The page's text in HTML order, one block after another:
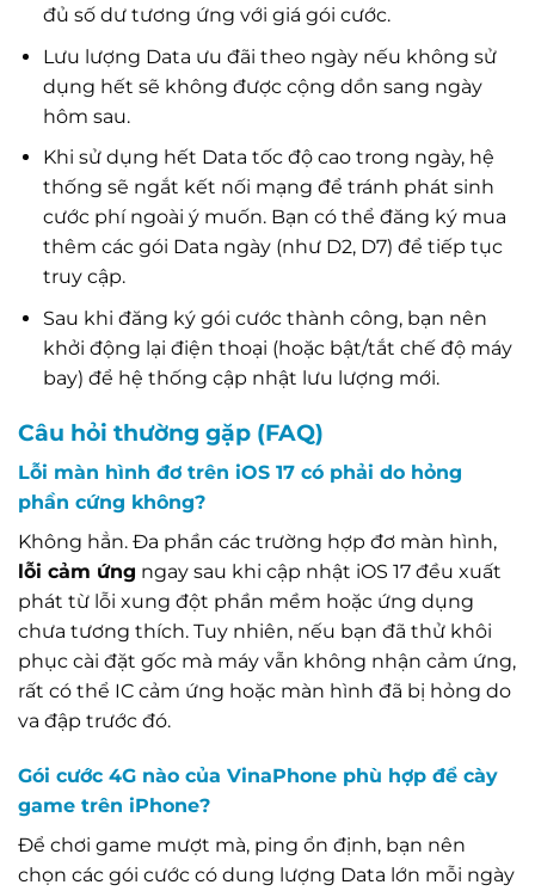
đủ số dư tương ứng với giá gói cước.
Lưu lượng Data ưu đãi theo ngày nếu không sử
dụng hết sẽ không được cộng dồn sang ngày
hôm sau.
Khi sử dụng hết Data tốc độ cao trong ngày, hệ
thống sẽ ngắt kết nối mạng để tránh phát sinh
cước phí ngoài ý muốn. Bạn có thể đăng ký mua
thêm các gói Data ngày (như D2, D7) để tiếp tục
truy cập.
Sau khi đăng ký gói cước thành công, bạn nên
khởi động lại điện thoại (hoặc bật/tắt chế độ máy
bay) để hệ thống cập nhật lưu lượng mới.
Câu hỏi thường gặp (FAQ)
Lỗi màn hình đơ trên iOS 17 có phải do hỏng
phần cứng không?
Không hẳn. Đa phần các trường hợp đơ màn hình,
lỗi cảm ứng ngay sau khi cập nhật iOS 17 đều xuất
phát từ lỗi xung đột phần mềm hoặc ứng dụng
chưa tương thích. Tuy nhiên, nếu bạn đã thử khôi
phục cài đặt gốc mà máy vẫn không nhận cảm ứng,
rất có thể IC cảm ứng hoặc màn hình đã bị hỏng do
va đập trước đó.
Gói cước 4G nào của VinaPhone phù hợp để cày
game trên iPhone?
Để chơi game mượt mà, ping ổn định, bạn nên
chọn các gói cước có dung lượng Data lớn mỗi ngày